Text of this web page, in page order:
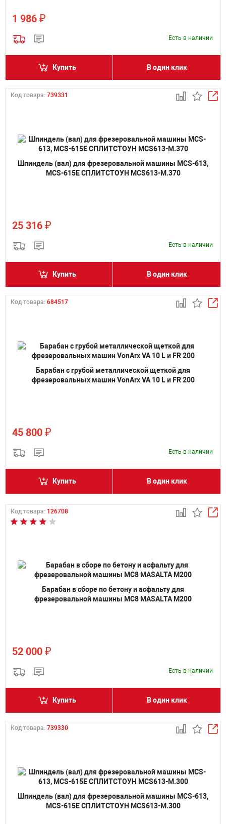
1 986 ₽
Есть в наличии
Купить В один клик
Код товара: 739331
Шпиндель (вал) для фрезеровальной машины MCS-613,
MCS-615E СПЛИТСТОУН MCS613-M.370
25 316 ₽
Есть в наличии
Купить В один клик
Код товара: 684517
Барабан с грубой металлической щеткой для
фрезеровальных машин VonArx VA 10 L и FR 200
45 800 ₽
Есть в наличии
Купить В один клик
Код товара: 126708
Барабан в сборе по бетону и асфальту для
фрезеровальной машины MC8 MASALTA M200
52 000 ₽
Есть в наличии
Купить В один клик
Код товара: 739330
Шпиндель (вал) для фрезеровальной машины MCS-613,
MCS-615E СПЛИТСТОУН MCS613-M.300